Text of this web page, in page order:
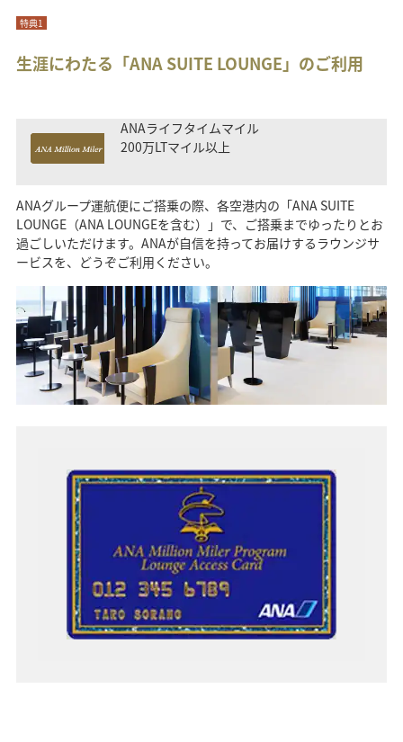
特典1
生涯にわたる「ANA SUITE LOUNGE」のご利用
ANAライフタイムマイル
200万LTマイル以上
ANAグループ運航便にご搭乗の際、各空港内の「ANA SUITE
LOUNGE（ANA LOUNGEを含む）」で、ご搭乗までゆったりとお
過ごしいただけます。ANAが自信を持ってお届けするラウンジサ
ービスを、どうぞご利用ください。